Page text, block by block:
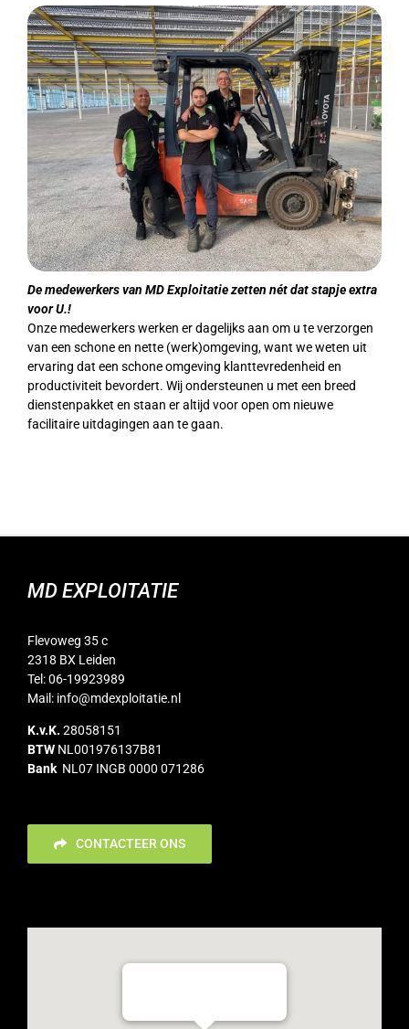
De medewerkers van MD Exploitatie zetten nét dat stapje extra
voor U.!
Onze medewerkers werken er dagelijks aan om u te verzorgen
van een schone en nette (werk)omgeving, want we weten uit
ervaring dat een schone omgeving klanttevredenheid en
productiviteit bevordert. Wij ondersteunen u met een breed
dienstenpakket en staan er altijd voor open om nieuwe
facilitaire uitdagingen aan te gaan.
MD EXPLOITATIE
Flevoweg 35 c
2318 BX Leiden
Tel: 06-19923989
Mail: info@mdexploitatie.nl
K.v.K. 28058151
BTW NL001976137B81
Bank NL07 INGB 0000 071286
CONTACTEER ONS
Flevoweg 35c, 2318 BX Leiden